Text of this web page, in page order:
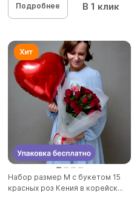
Подробнее В 1 клик
Набор размер M с букетом 15
красных роз Кения в корейск...